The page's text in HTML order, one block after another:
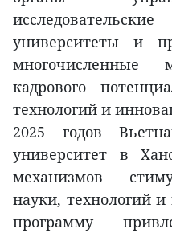
университеты и
кадрового
технологий и
2025 годов
университет в
механизмов
науки, технологий
программу